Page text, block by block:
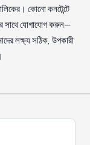
কোনো কনটেন্টে
সাথে যোগাযোগ করুন—
লক্ষ্য সঠিক, উপকারী